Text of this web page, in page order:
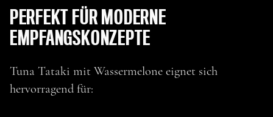
PERFEKT FÜR MODERNE
EMPFANGSKONZEPTE
Tuna Tataki mit Wassermelone eignet sich
hervorragend für: